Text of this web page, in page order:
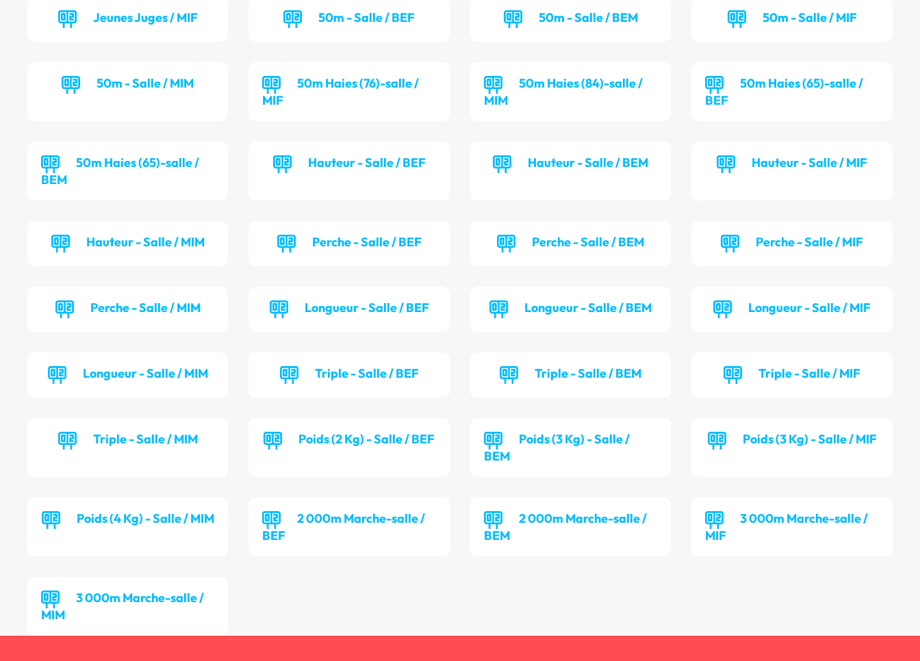
Jeunes Juges / MIF 50m - Salle / BEF 50m - Salle / BEM 50m - Salle / MIF
50m - Salle / MIM
50m Haies (76)-salle /
MIF
50m Haies (84)-salle /
MIM
50m Haies (65)-salle /
BEF
50m Haies (65)-salle /
BEM
Hauteur - Salle / BEF Hauteur - Salle / BEM Hauteur - Salle / MIF
Hauteur - Salle / MIM Perche - Salle / BEF Perche - Salle / BEM Perche - Salle / MIF
Perche - Salle / MIM Longueur - Salle / BEF Longueur - Salle / BEM Longueur - Salle / MIF
Longueur - Salle / MIM Triple - Salle / BEF Triple - Salle / BEM Triple - Salle / MIF
Triple - Salle / MIM Poids (2 Kg) - Salle / BEF
Poids (3 Kg) - Salle /
BEM
Poids (3 Kg) - Salle / MIF
Poids (4 Kg) - Salle / MIM
2 000m Marche-salle /
BEF
2 000m Marche-salle /
BEM
3 000m Marche-salle /
MIF
3 000m Marche-salle /
MIM